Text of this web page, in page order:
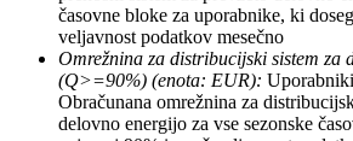
časovne bloke za uporabnike, ki
veljavnost podatkov mesečno
Omrežnina za distribucijski sistem za
(Q>=90%) (enota: EUR):
Obračunana omrežnina za
delovno energijo za vse sezonske